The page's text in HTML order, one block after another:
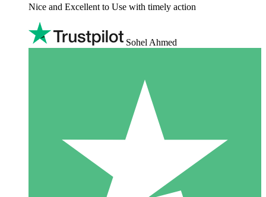
Nice and Excellent to Use with timely action
Sohel Ahmed